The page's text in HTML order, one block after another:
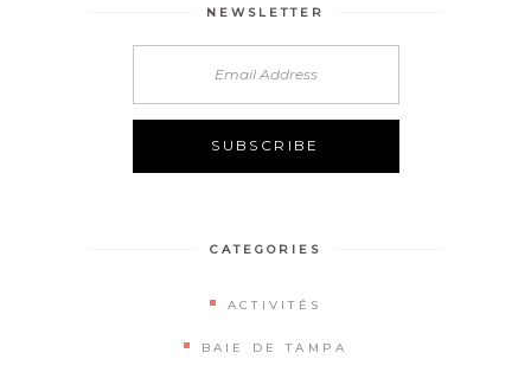
NEWSLETTER
CATEGORIES
ACTIVITÉS
BAIE DE TAMPA